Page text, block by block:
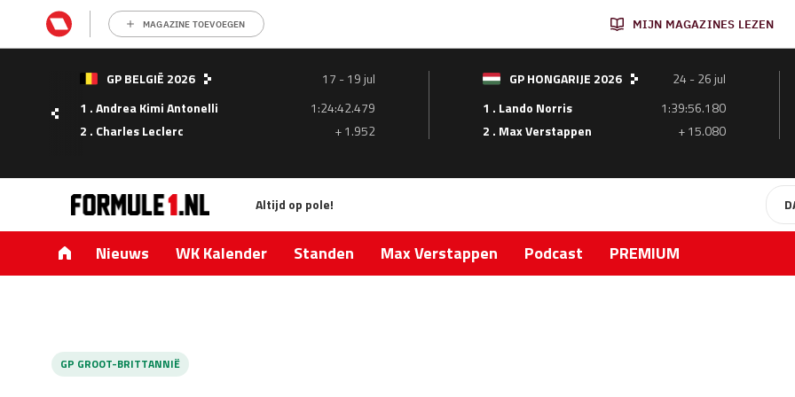
MAGAZINE TOEVOEGEN MIJN MAGAZINES LEZEN
GP BELGIË 2026
17 - 19 jul
1 . Andrea Kimi Antonelli
1:24:42.479
2 . Charles Leclerc
+ 1.952
GP HONGARIJE 2026
24 - 26 jul
1 . Lando Norris
1:39:56.180
2 . Max Verstappen
+ 15.080
Altijd op pole!
Nieuws WK Kalender Standen Max Verstappen Podcast PREMIUM
GP GROOT-BRITTANNIË